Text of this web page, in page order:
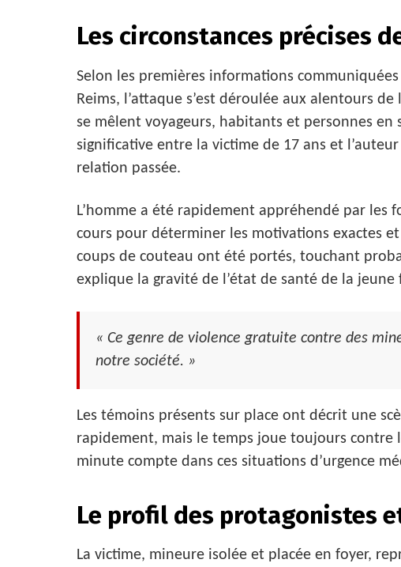
Les circonstances précises
Selon les premières informations
Reims, l’attaque s’est déroulée aux alentours
se mêlent voyageurs, habitants et personnes en
significative entre la victime de 17 ans et
relation passée.
L’homme a été rapidement appréhendé par les
cours pour déterminer les motivations exactes
coups de couteau ont été portés, touchant
explique la gravité de l’état de santé de la jeune
« Ce genre de violence gratuite contre des
notre société. »
Les témoins présents sur place ont décrit une
rapidement, mais le temps joue toujours contre
minute compte dans ces situations d’urgence
Le profil des protagonistes
La victime, mineure isolée et placée en foyer,